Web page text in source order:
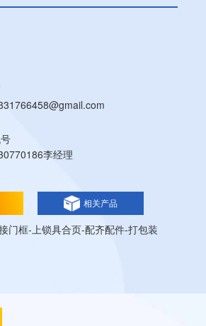
李经理
相关产品
门框-上锁具合页-配齐配件-打包装